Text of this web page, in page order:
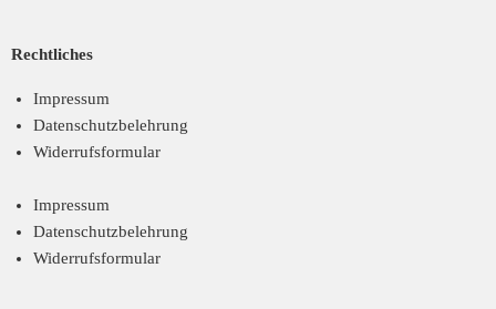
Rechtliches
Impressum
Datenschutzbelehrung
Widerrufsformular
Impressum
Datenschutzbelehrung
Widerrufsformular